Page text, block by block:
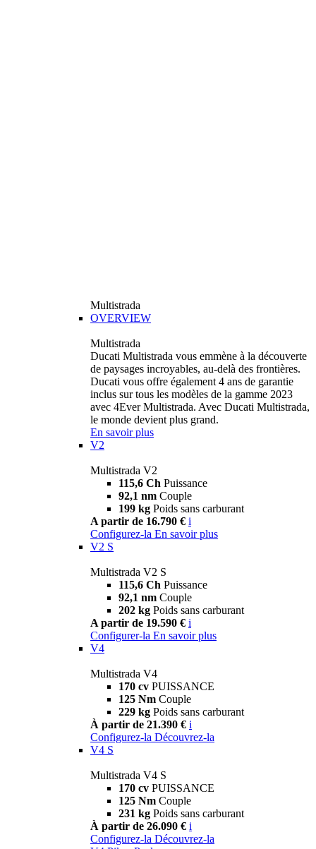
Multistrada
OVERVIEW
Multistrada
Ducati Multistrada vous emmène à la découverte
de paysages incroyables, au-delà des frontières.
Ducati vous offre également 4 ans de garantie
inclus sur tous les modèles de la gamme 2023
avec 4Ever Multistrada. Avec Ducati Multistrada,
le monde devient plus grand.
En savoir plus
V2
Multistrada V2
115,6 Ch Puissance
92,1 nm Couple
199 kg Poids sans carburant
A partir de 16.790 € i
Configurez-la En savoir plus
V2 S
Multistrada V2 S
115,6 Ch Puissance
92,1 nm Couple
202 kg Poids sans carburant
A partir de 19.590 € i
Configurer-la En savoir plus
V4
Multistrada V4
170 cv PUISSANCE
125 Nm Couple
229 kg Poids sans carburant
À partir de 21.390 € i
Configurez-la Découvrez-la
V4 S
Multistrada V4 S
170 cv PUISSANCE
125 Nm Couple
231 kg Poids sans carburant
À partir de 26.090 € i
Configurez-la Découvrez-la